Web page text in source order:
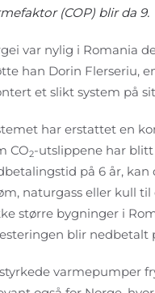
(COP) blir da 9.
var nylig i Romania
han Dorin Flerseriu,
et slikt system på
har erstattet en
CO2-utslippene har blitt
på 6 år,
naturgass eller kull
større bygninger i
blir nedbetalt
varmepumper